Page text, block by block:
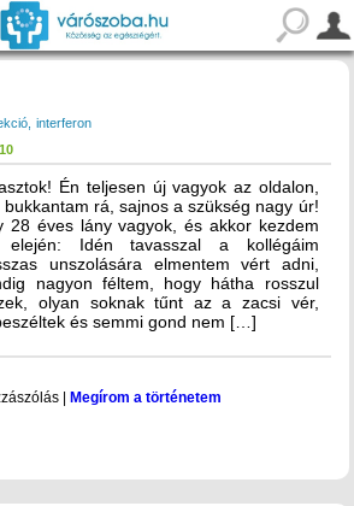
interferon
Én teljesen új vagyok az oldalon,
bukkantam rá, sajnos a szükség nagy úr!
28 éves lány vagyok, és akkor kezdem
elején: Idén tavasszal a kollégáim
unszolására elmentem vért adni,
nagyon féltem, hogy hátha rosszul
olyan soknak tűnt az a zacsi vér,
és semmi gond nem […]
| Megírom a történetem